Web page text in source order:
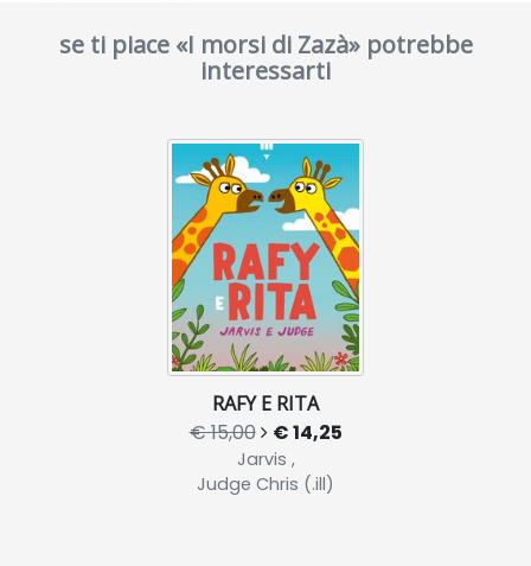
se ti piace «I morsi di Zazà» potrebbe
interessarti
RAFY E RITA
€ 15,00 € 14,25
Jarvis ,
Judge Chris (.ill)